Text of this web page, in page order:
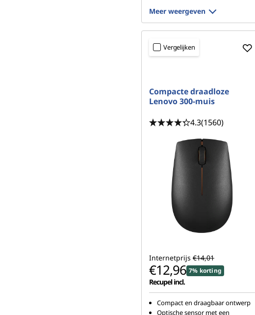
Meer weergeven
Vergelijken
Compacte draadloze
Lenovo 300-muis
4.3(1560)
Internetprijs €14,01
€12,96 7% korting
Recupel incl.
Compact en draagbaar ontwerp
Optische sensor met een